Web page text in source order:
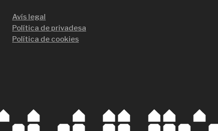
Avís legal
Política de privadesa
Política de cookies